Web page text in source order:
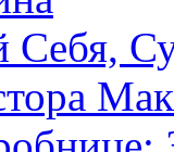
Себя,